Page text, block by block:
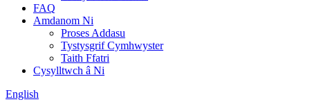
FAQ
Amdanom Ni
Proses Addasu
Tystysgrif Cymhwyster
Taith Ffatri
Cysylltwch â Ni
English